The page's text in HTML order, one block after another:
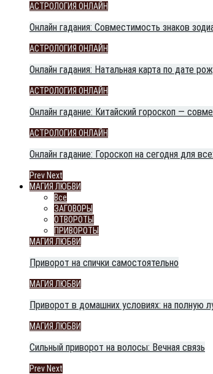
АСТРОЛОГИЯ ОНЛАЙН
Онлайн гадания: Совместимость знаков
АСТРОЛОГИЯ ОНЛАЙН
Онлайн гадания: Натальная карта по дате
АСТРОЛОГИЯ ОНЛАЙН
Онлайн гадание: Китайский гороскоп —
АСТРОЛОГИЯ ОНЛАЙН
Онлайн гадание: Гороскоп на сегодня для
Prev Next
МАГИЯ ЛЮБВИ
Все
ЗАГОВОРЫ
ОТВОРОТЫ
ПРИВОРОТЫ
МАГИЯ ЛЮБВИ
Приворот на спички самостоятельно
МАГИЯ ЛЮБВИ
Приворот в домашних условиях: на полную
МАГИЯ ЛЮБВИ
Сильный приворот на волосы: Вечная связь
Prev Next